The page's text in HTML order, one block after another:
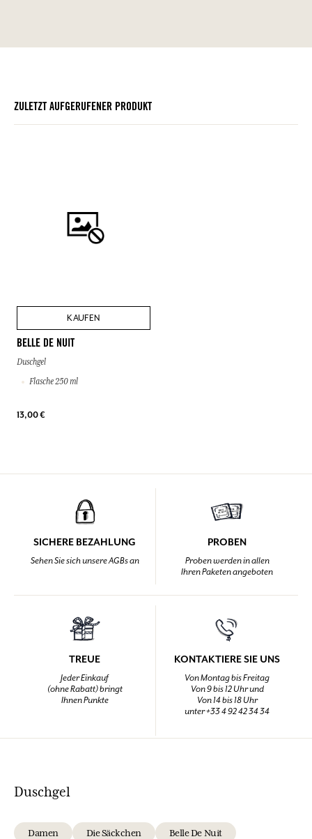
ZULETZT AUFGERUFENER PRODUKT
KAUFEN
BELLE DE NUIT
Duschgel
Flasche 250 ml
13,00 €
SICHERE BEZAHLUNG
Sehen Sie sich unsere AGBs an
PROBEN
Proben werden in allen
Ihren Paketen angeboten
TREUE
Jeder Einkauf
(ohne Rabatt) bringt
Ihnen Punkte
KONTAKTIERE SIE UNS
Von Montag bis Freitag
Von 9 bis 12 Uhr und
Von 14 bis 18 Uhr
unter +33 4 92 42 34 34
Duschgel
Damen Die Säckchen Belle De Nuit